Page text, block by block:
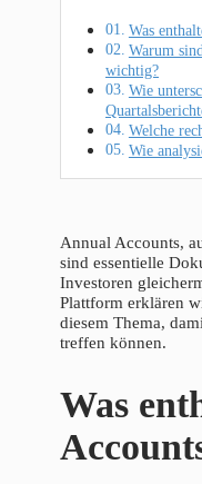
Was
Warum
wichtig?
Wie
Welche
Wie
Annual Accounts,
sind essentielle
Investoren
Plattform erklären
diesem Thema,
treffen können.
Was